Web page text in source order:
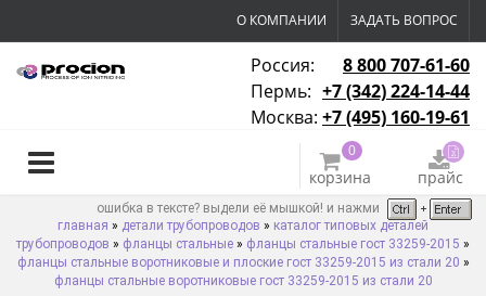
О КОМПАНИИ ЗАДАТЬ ВОПРОС
Россия:
8 800 707-61-60
Пермь: +7 (342) 224-14-44
Москва: +7 (495) 160-19-61
0
корзина прайс
ошибка в тексте? выдели её мышкой! и нажми
главная » детали трубопроводов » каталог типовых деталей
трубопроводов » фланцы стальные » фланцы стальные гост 33259-2015 »
фланцы стальные воротниковые и плоские гост 33259-2015 из стали 20 »
фланцы стальные воротниковые гост 33259-2015 из стали 20